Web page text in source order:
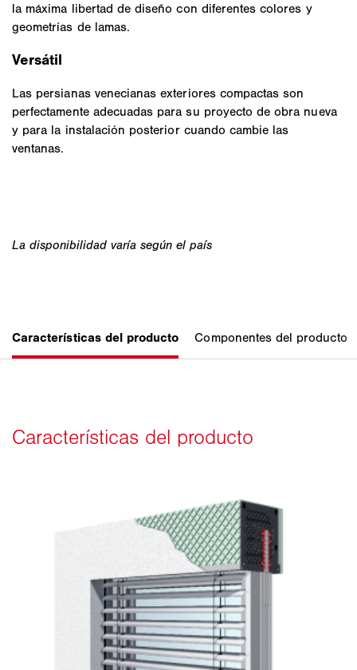
la máxima libertad de diseño con diferentes colores y
geometrías de lamas.
Versátil
Las persianas venecianas exteriores compactas son
perfectamente adecuadas para su proyecto de obra nueva
y para la instalación posterior cuando cambie las
ventanas.